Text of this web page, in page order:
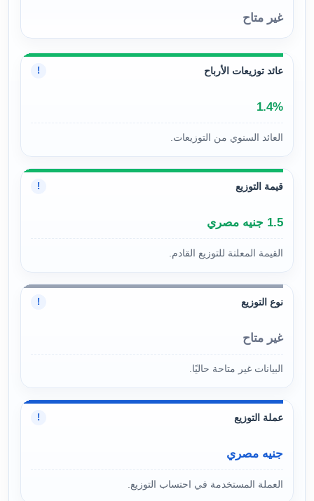
غير متاح
عائد توزيعات الأرباح !
1.4%
العائد السنوي من التوزيعات.
قيمة التوزيع !
1.5 جنيه مصري
القيمة المعلنة للتوزيع القادم.
نوع التوزيع !
غير متاح
البيانات غير متاحة حاليًا.
عملة التوزيع !
جنيه مصري
العملة المستخدمة في احتساب التوزيع.